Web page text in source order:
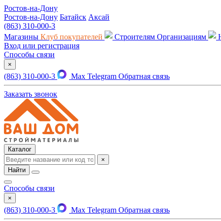
Ростов-на-Дону
Ростов-на-Дону Батайск Аксай
(863) 310-000-3
Магазины Клуб покупателей Строителям Организациям
Вход или регистрация
Способы связи
×
(863) 310-000-3 Max Telegram Обратная связь
Заказать звонок
Каталог
×
Найти
Способы связи
×
(863) 310-000-3 Max Telegram Обратная связь